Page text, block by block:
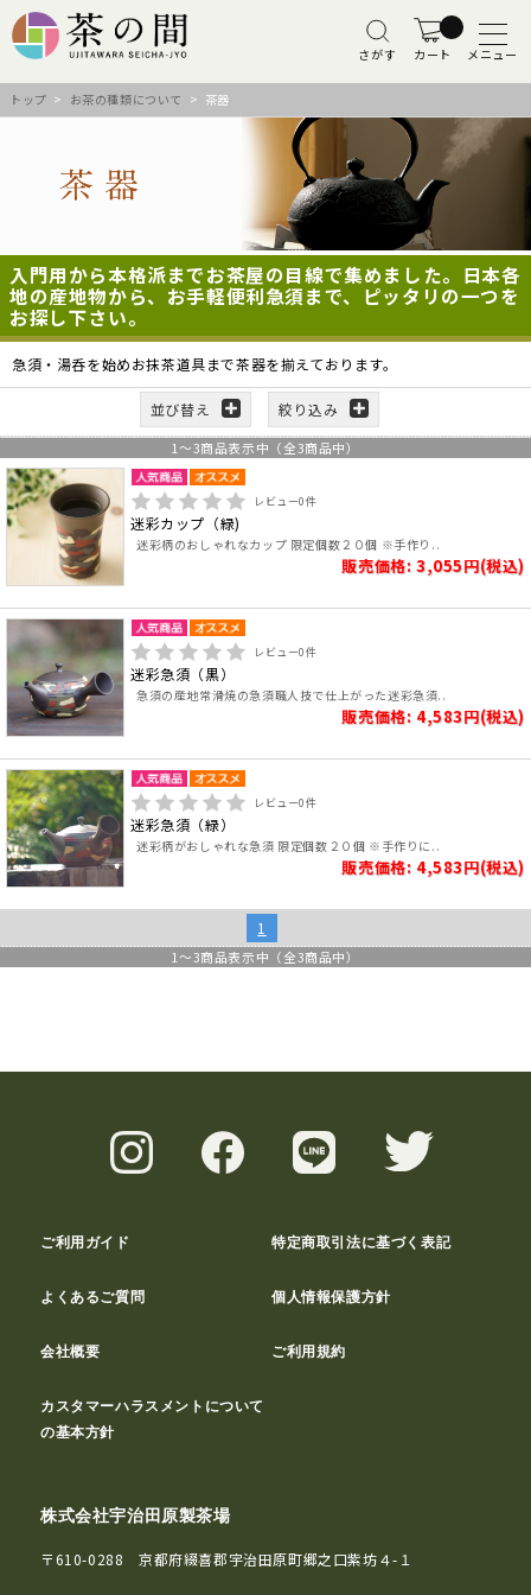
さがす カート メニュー
トップ > お茶の種類について > 茶器
入門用から本格派までお茶屋の目線で集めました。日本各
地の産地物から、お手軽便利急須まで、ピッタリの一つを
お探し下さい。
急須・湯呑を始めお抹茶道具まで茶器を揃えております。
並び替え 絞り込み
1 ～3商品表示中（全3商品中）
レビュー0件
迷彩カップ（緑)
迷彩柄のおしゃれなカップ 限定個数２０個 ※手作り..
販売価格: 3,055円(税込)
レビュー0件
迷彩急須（黒）
急須の産地常滑焼の急須職人技で仕上がった迷彩急須..
販売価格: 4,583円(税込)
レビュー0件
迷彩急須（緑）
迷彩柄がおしゃれな急須 限定個数２０個 ※手作りに..
販売価格: 4,583円(税込)
1
1 ～3商品表示中（全3商品中）
ご利用ガイド 特定商取引法に基づく表記
よくあるご質問 個人情報保護方針
会社概要 ご利用規約
カスタマーハラスメントについて
の基本方針
株式会社宇治田原製茶場
〒610-0288 京都府綴喜郡宇治田原町郷之口紫坊４-１